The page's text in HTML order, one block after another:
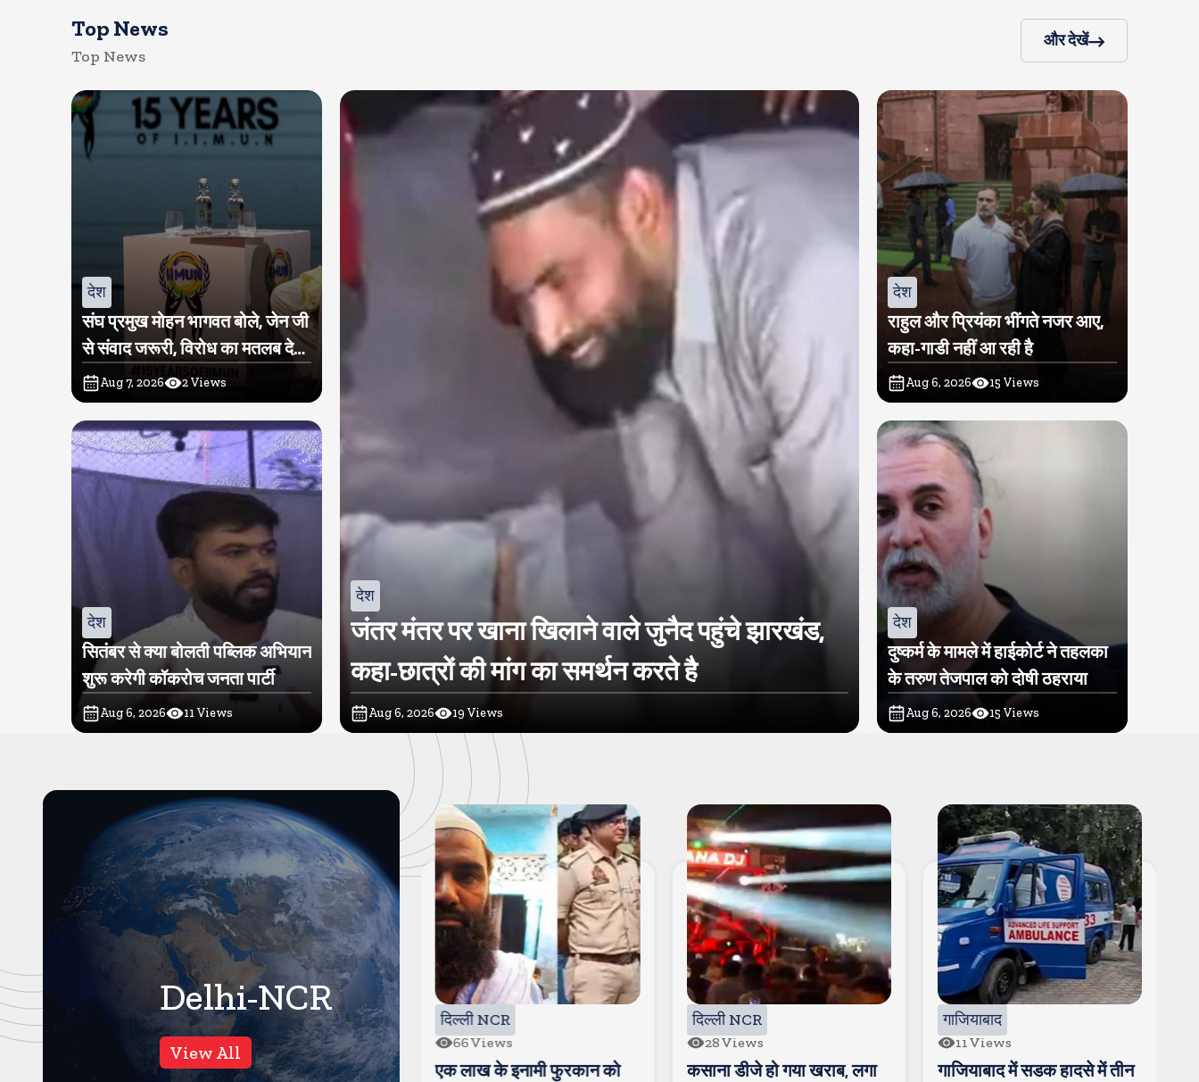
Top News
Top News
और देखें
देश
संघ प्रमुख मोहन भागवत बोले, जेन जी
से संवाद जरूरी, विरोध का मतलब देश
विरोधी नहीं
Aug 7, 2026 2Views
देश
सितंबर से क्या बोलती पब्लिक अभियान
शुरू करेगी कॉकरोच जनता पार्टी
Aug 6, 2026 11 Views
देश
जंतर मंतर पर खाना खिलाने वाले जुनैद पहुंचे झारखंड,
कहा-छात्रों की मांग का समर्थन करते है
Aug 6, 2026 19 Views
देश
राहुल और प्रियंका भींगते नजर आए,
कहा-गाडी नहीं आ रही है
Aug 6, 2026 15 Views
देश
दुष्कर्म के मामले में हाईकोर्ट ने तहलका
के तरुण तेजपाल को दोषी ठहराया
Aug 6, 2026 15 Views
Delhi-NCR
View All
नोएडा/ग्रेटर नोएडा
9Views
नोएडा में बुजुर्ग व्यापारी और बेटे की
दिल्ली NCR
66Views
एक लाख के इनामी फुरकान को
दिल्ली NCR
28Views
कसाना डीजे हो गया खराब, लगा
गाजियाबाद
11Views
गाजियाबाद में सडक हादसे में तीन